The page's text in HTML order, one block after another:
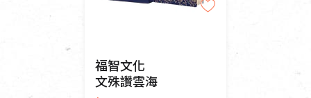
福智文化
文殊讚雲海